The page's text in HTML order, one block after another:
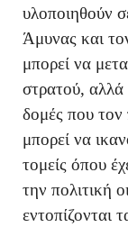
υλοποιηθούν
Άμυνας και
μπορεί να
στρατού, αλλά
δομές που τον
μπορεί να
τομείς όπου
την πολιτική
εντοπίζονται